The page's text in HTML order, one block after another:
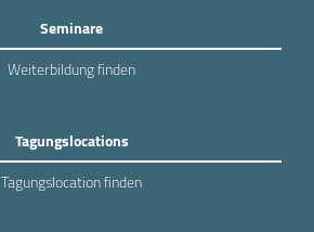
Seminare
Weiterbildung finden
Tagungslocations
Tagungslocation finden